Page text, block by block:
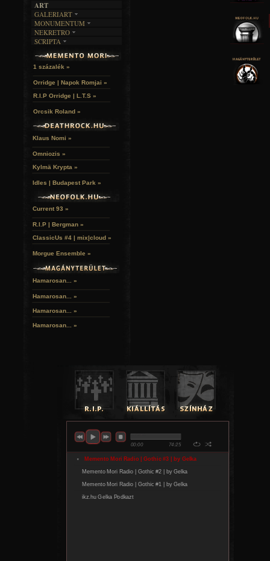
ART
GALERIART
ARTGALERI
KÉPREGÉNYEK
LAKÁSKULTS
MONUMENTUM
TEMETŐK
TEMPLOMOK
VÁRAK
HELYEK
NEKRETRO
SZUBKULT
FEKETE LYUK
RELIKVIÁK
SCRIPTA
NOVELLÁK
VERSEK
1 százalék »
Orridge | Napok Romjai »
R.I.P Orridge | L.T.S »
Orcsik Roland »
Klaus Nomi »
Omniozis »
Kylmä Krypta »
Idles | Budapest Park »
Current 93 »
R.I.P | Bergman »
ClassicUs #4 | mix|cloud »
Morgue Ensemble »
Hamarosan... »
Hamarosan... »
Hamarosan... »
Hamarosan... »